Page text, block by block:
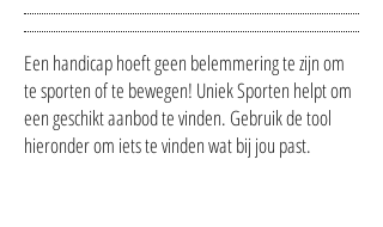
Een handicap hoeft geen belemmering te zijn om
te sporten of te bewegen! Uniek Sporten helpt om
een geschikt aanbod te vinden. Gebruik de tool
hieronder om iets te vinden wat bij jou past.